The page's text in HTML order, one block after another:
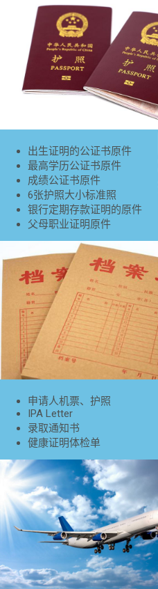
出生证明的公证书原件
最高学历公证书原件
成绩公证书原件
6张护照大小标准照
银行定期存款证明的原件
父母职业证明原件
申请人机票、护照
IPA Letter
录取通知书
健康证明体检单